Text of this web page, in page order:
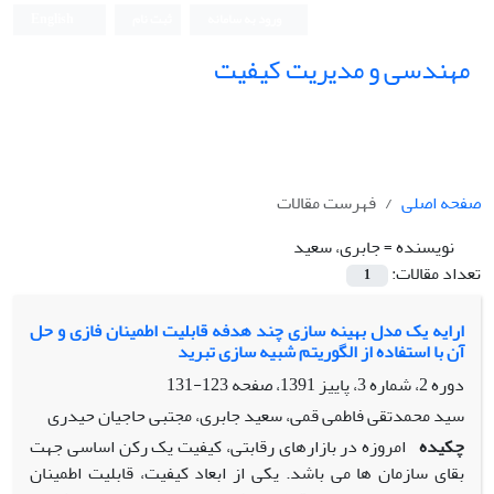
مهندسی و مدیریت کیفیت
صفحه اصلی
فهرست مقالات
نویسنده =جابری، سعید
تعداد مقالات:
1
ارایه یک مدل بهینه سازی چند هدفه قابلیت اطمینان فازی و حل
آن با استفاده از الگوریتم شبیه سازی تبرید
دوره 2، شماره 3، پاییز 1391، صفحه
123-131
سید محمدتقی فاطمی قمی، سعید جابری، مجتبی حاجیان حیدری
چکیده امروزه در بازارهای رقابتی، کیفیت یک رکن اساسی جهت
بقای سازمان ها می باشد. یکی از ابعاد کیفیت، قابلیت اطمینان